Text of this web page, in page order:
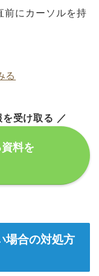
前にカーソルを持
る
受け取る ／
料を
場合の対処方